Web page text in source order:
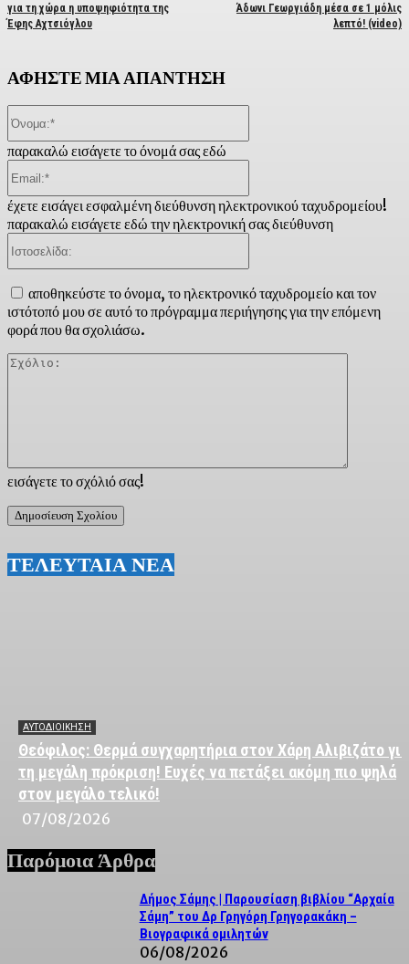
για τη χώρα η υποψηφιότητα της
Έφης Αχτσιόγλου
Άδωνι Γεωργιάδη μέσα σε 1 μόλις
λεπτό! (video)
ΑΦΗΣΤΕ ΜΙΑ ΑΠΑΝΤΗΣΗ
εισάγετε το σχόλιό σας!
παρακαλώ εισάγετε το όνομά σας εδώ
έχετε εισάγει εσφαλμένη διεύθυνση ηλεκτρονικού ταχυδρομείου!
παρακαλώ εισάγετε εδώ την ηλεκτρονική σας διεύθυνση
αποθηκεύστε το όνομα, το ηλεκτρονικό ταχυδρομείο και τον
ιστότοπό μου σε αυτό το πρόγραμμα περιήγησης για την επόμενη
φορά που θα σχολιάσω.
ΤΕΛΕΥΤΑΙΑ ΝΕΑ
ΑΥΤΟΔΙΟΙΚΗΣΗ
Θεόφιλος: Θερμά συγχαρητήρια στον Χάρη Αλιβιζάτο για
τη μεγάλη πρόκριση! Ευχές να πετάξει ακόμη πιο ψηλά
στον μεγάλο τελικό!
07/08/2026
Παρόμοια Άρθρα
Δήμος Σάμης | Παρουσίαση βιβλίου “Αρχαία
Σάμη” του Δρ Γρηγόρη Γρηγορακάκη –
Βιογραφικά ομιλητών
06/08/2026